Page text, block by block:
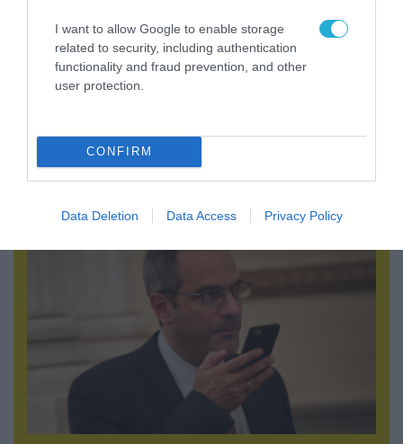
I want to allow Google to enable storage
related to security, including authentication
functionality and fraud prevention, and other
user protection.
CONFIRM
Data Deletion Data Access Privacy Policy
Απετράπη το εγχείρημα Ουκρανών για
αντεπίθεση στο Κολομίγτσι: Δείτε το πριν & το